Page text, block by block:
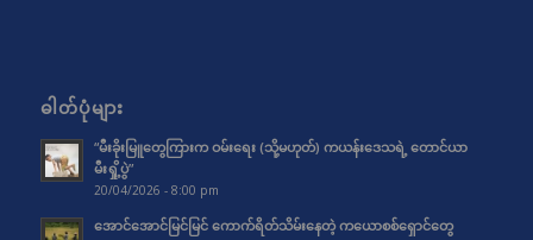
ဓါတ်ပုံများ
“မီးခိုးမြူတွေကြားက ဝမ်းရေး (သို့မဟုတ်) ကယန်းဒေသရဲ့ တောင်ယာ
မီးရှို့ပွဲ”
20/04/2026 - 8:00 pm
အောင်အောင်မြင်မြင် ကောက်ရိတ်သိမ်းနေတဲ့ ကယောစစ်ရှောင်တွေ